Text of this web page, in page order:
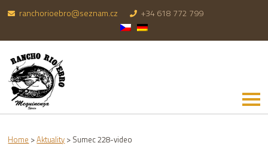
ranchorioebro@seznam.cz +34 618 772 799
Home >Aktuality > Sumec 228-video